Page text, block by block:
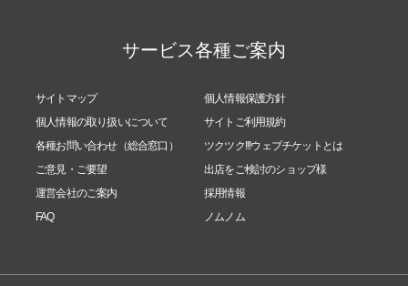
サービス各種ご案内
サイトマップ
個人情報保護方針
個人情報の取り扱いについて
サイトご利用規約
各種お問い合わせ（総合窓口）
ツクツク!!!ウェブチケットとは
ご意見・ご要望
出店をご検討のショップ様
運営会社のご案内
採用情報
FAQ
ノムノム